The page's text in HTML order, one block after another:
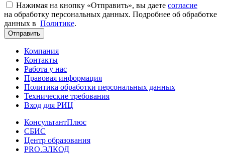
Нажимая на кнопку «Отправить», вы даете согласие
на обработку персональных данных. Подробнее об обработке
данных в Политике.
Отправить
Компания
Контакты
Работа у нас
Правовая информация
Политика обработки персональных данных
Технические требования
Вход для РИЦ
КонсультантПлюс
СБИС
Центр образования
PRO.ЭЛКОД